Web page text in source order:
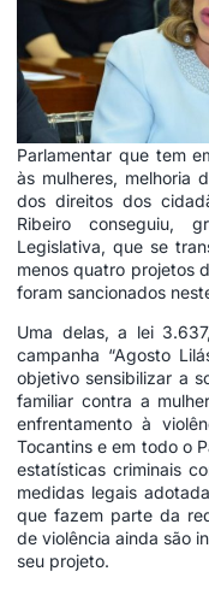
Parlamentar que tem
às mulheres, melhoria
dos direitos dos
Ribeiro conseguiu,
Legislativa, que se
menos quatro projetos
foram sancionados
Uma delas, a lei
campanha “Agosto
objetivo sensibilizar a
familiar contra a
enfrentamento à
Tocantins e em todo o
estatísticas criminais
medidas legais
que fazem parte da
de violência ainda são
seu projeto.